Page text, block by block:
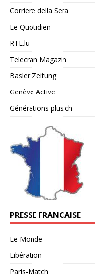
Corriere della Sera
Le Quotidien
RTL.lu
Telecran Magazin
Basler Zeitung
Genève Active
Générations plus.ch
PRESSE FRANCAISE
Le Monde
Libération
Paris-Match